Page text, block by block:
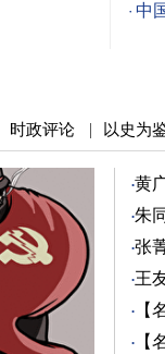
中
时政评论 | 以史为
黄
否安
朱
张
盖
王
图
【
图
【